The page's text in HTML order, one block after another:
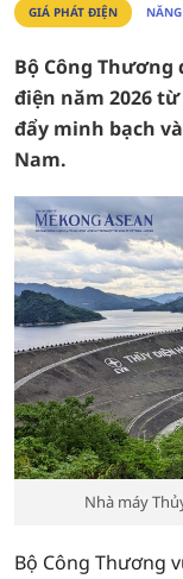
GIÁ PHÁT ĐIỆN
Bộ Công
điện năm 2026
đẩy minh bạch
Nam.
Nhà máy
Bộ Công Thương